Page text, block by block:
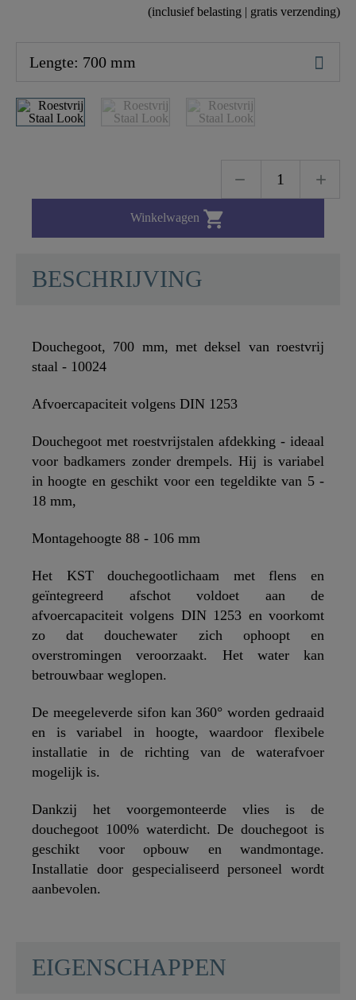
(inclusief belasting | gratis verzending)
Winkelwagen 
BESCHRIJVING
Douchegoot, 700 mm, met deksel van roestvrij
staal - 10024
Afvoercapaciteit volgens DIN 1253
Douchegoot met roestvrijstalen afdekking - ideaal
voor badkamers zonder drempels. Hij is variabel
in hoogte en geschikt voor een tegeldikte van 5 -
18 mm,
Montagehoogte 88 - 106 mm
Het KST douchegootlichaam met flens en
geïntegreerd afschot voldoet aan de
afvoercapaciteit volgens DIN 1253 en voorkomt
zo dat douchewater zich ophoopt en
overstromingen veroorzaakt. Het water kan
betrouwbaar weglopen.
De meegeleverde sifon kan 360° worden gedraaid
en is variabel in hoogte, waardoor flexibele
installatie in de richting van de waterafvoer
mogelijk is.
Dankzij het voorgemonteerde vlies is de
douchegoot 100% waterdicht. De douchegoot is
geschikt voor opbouw en wandmontage.
Installatie door gespecialiseerd personeel wordt
aanbevolen.
EIGENSCHAPPEN